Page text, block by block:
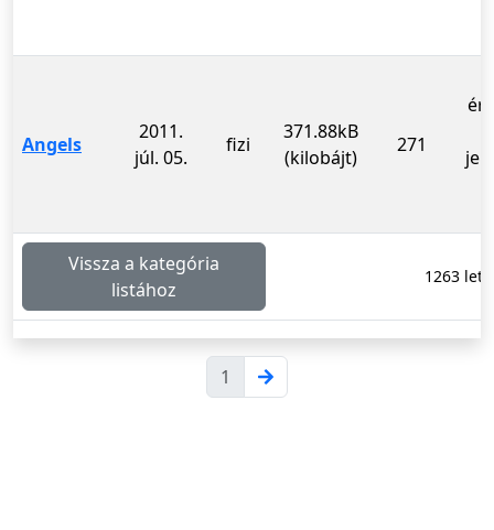
Angels
2011.
júl. 05.
fizi
371.88kB
(kilobájt)
271
Vissza a kategória
listához
1263
1